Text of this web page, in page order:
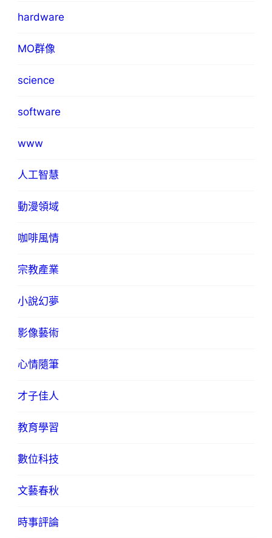
hardware
MO群像
science
software
www
人工智慧
動漫領域
咖啡風情
宗教產業
小說幻夢
影像藝術
心情隨筆
才子佳人
教育學習
數位科技
文藝春秋
時事評論